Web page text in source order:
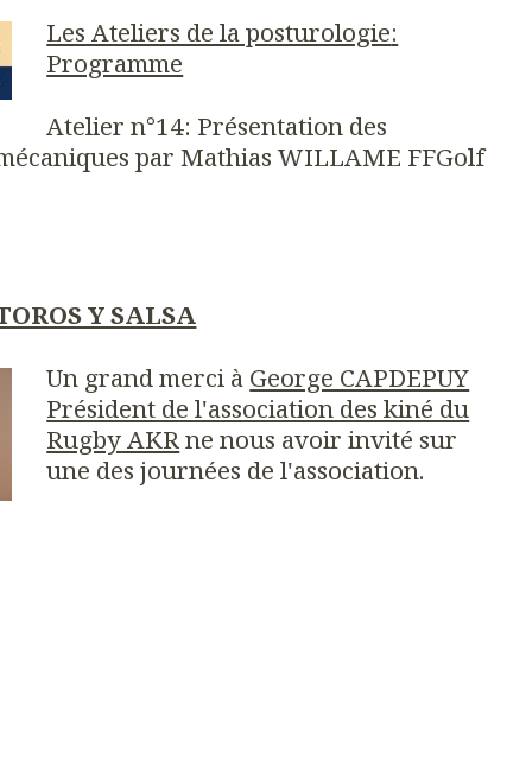
Les Ateliers de la posturologie:
Programme
Atelier n°14: Présentation des
par Mathias WILLAME FFGolf
Y SALSA
Un grand merci à George CAPDEPUY
Président de l'association des kiné du
Rugby AKRne nous avoir invité sur
une des journées de l'association.